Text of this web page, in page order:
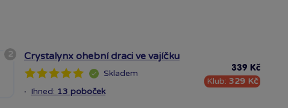
2 Crystalynx ohební draci ve vajíčku
Skladem
· Ihned: 13 poboček
339 Kč
Klub: 329 Kč